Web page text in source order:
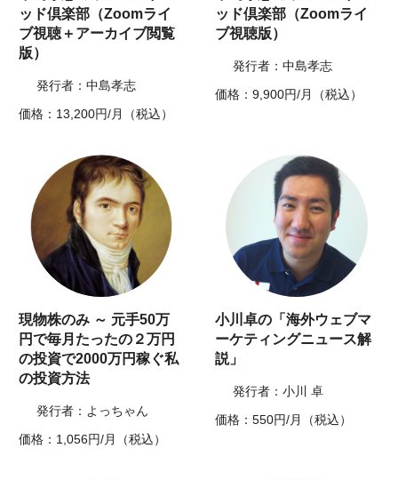
ッド倶楽部（Zoomライ
ブ視聴＋アーカイブ閲覧
版）
発行者：中島孝志
価格：13,200円/月（税込）
ッド倶楽部（Zoomライ
ブ視聴版）
発行者：中島孝志
価格：9,900円/月（税込）
現物株のみ ～ 元手50万
円で毎月たったの２万円
の投資で2000万円稼ぐ私
の投資方法
発行者：よっちゃん
価格：1,056円/月（税込）
小川卓の「海外ウェブマ
ーケティングニュース解
説」
発行者：小川 卓
価格：550円/月（税込）